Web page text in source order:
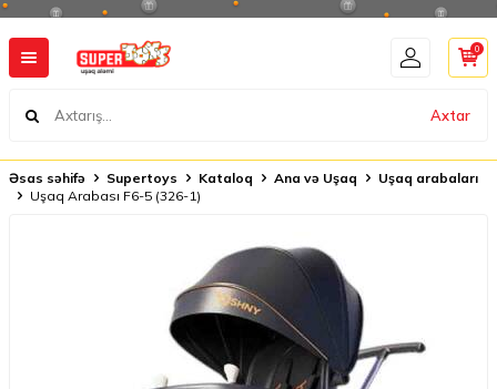
Axtar
0
Əsas səhifə Supertoys Kataloq Ana və Uşaq
Uşaq arabaları
Uşaq Arabası F6-5 (326-1)